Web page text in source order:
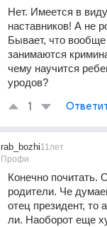
Нет. Имеется в
наставников! А не
Бывает, что
занимаются
чему научится
уродов?
1
rab_bozhi
Профи
11лет
Конечно почитать.
родители. Че
отец президент, то
ли. Наоборот еще